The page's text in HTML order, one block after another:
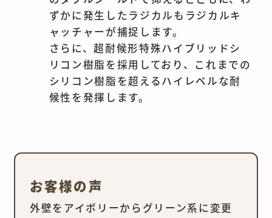
ずかに発生したラジカルもラジカルキ
ャッチャーが捕捉します。
さらに、超耐候形特殊ハイブリッドシ
リコン樹脂を採用しており、これまでの
シリコン樹脂を超えるハイレベルな耐
候性を発揮します。
お客様の声
外壁をアイボリーからグリーン系に変更